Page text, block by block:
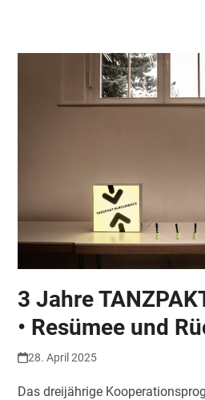
3 Jahre
• Resümee und
28. April 2025
Das dreijährige